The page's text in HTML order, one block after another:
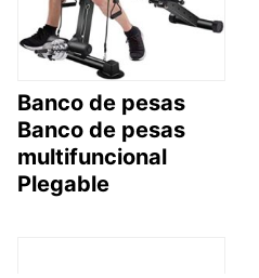
Banco de pesas
Banco de pesas
multifuncional
Plegable